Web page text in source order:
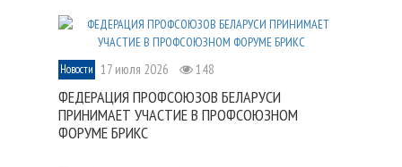
Новости 17 июля 2026 148
ФЕДЕРАЦИЯ ПРОФСОЮЗОВ БЕЛАРУСИ
ПРИНИМАЕТ УЧАСТИЕ В ПРОФСОЮЗНОМ
ФОРУМЕ БРИКС